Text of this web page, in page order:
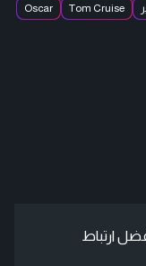
Tom Cruise
Oscar
ارتباط